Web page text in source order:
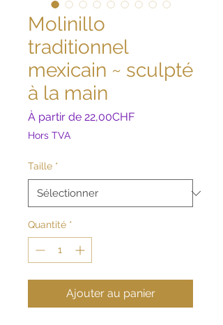
Molinillo
traditionnel
mexicain ~ sculpté
à la main
À partir de 22,00CHFPrix
Hors TVA
Taille *
Quantité *
Ajouter au panier